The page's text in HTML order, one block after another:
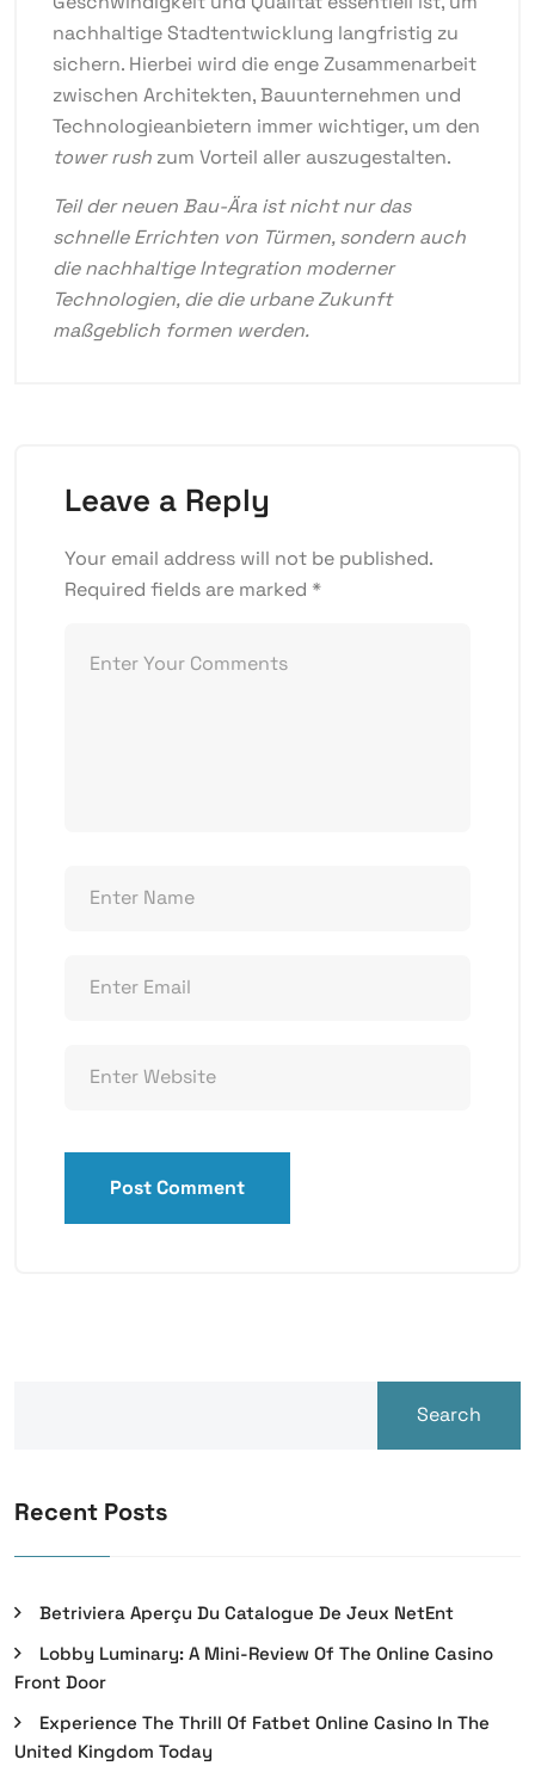
nachhaltige Stadtentwicklung langfristig zu
sichern. Hierbei wird die enge Zusammenarbeit
zwischen Architekten, Bauunternehmen und
Technologieanbietern immer wichtiger, um den
tower rush zum Vorteil aller auszugestalten.
Teil der neuen Bau-Ära ist nicht nur das
schnelle Errichten von Türmen, sondern auch
die nachhaltige Integration moderner
Technologien, die die urbane Zukunft
maßgeblich formen werden.
Leave a Reply
Your email address will not be published.
Required fields are marked *
Post Comment
Search
Recent Posts
Betriviera Aperçu Du Catalogue De Jeux NetEnt
Lobby Luminary: A Mini-Review Of The Online Casino
Front Door
Experience The Thrill Of Fatbet Online Casino In The
United Kingdom Today